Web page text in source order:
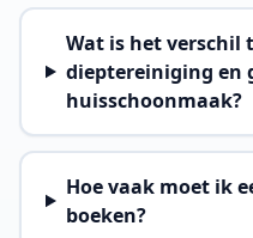
Wat is het verschil
dieptereiniging en
huisschoonmaak?
Hoe vaak moet ik
boeken?